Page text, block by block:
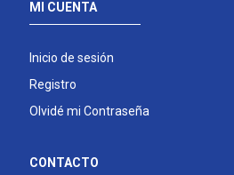
MI CUENTA
Inicio de sesión
Registro
Olvidé mi Contraseña
CONTACTO